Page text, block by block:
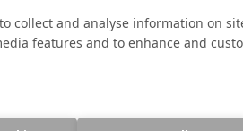
collect and analyse information on
features and to enhance and